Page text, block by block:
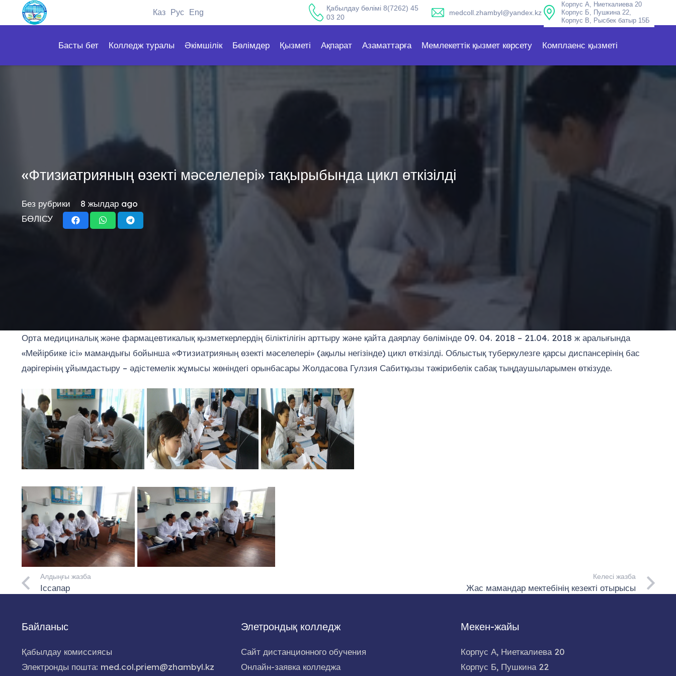
Каз Рус Eng
Қабылдау бөлімі 8(7262) 45
03 20
medcoll.zhambyl@yandex.kz
Корпус А, Ниеткалиева 20
Корпус Б, Пушкина 22,
Корпус В, Рысбек батыр 15Б
Басты бет Колледж туралы Әкімшілік Бөлімдер Қызметі Ақпарат Азаматтарға Мемлекеттік қызмет көрсету Комплаенс қызметі
«Фтизиатрияның өзекті мәселелері» тақырыбында цикл өткізілді
Без рубрики
8 жылдар ago
БӨЛІСУ
Орта медициналық және фармацевтикалық қызметкерлердің біліктілігін арттыру және қайта даярлау бөлімінде 09. 04. 2018 – 21.04. 2018 ж аралығында
«Мейірбике ісі» мамандығы бойынша «Фтизиатрияның өзекті мәселелері» (ақылы негізінде) цикл өткізілді. Облыстық туберкулезге қарсы диспансерінің бас
дәрігерінің ұйымдастыру – әдістемелік жұмысы жөніндегі орынбасары Жолдасова Гулзия Сабитқызы тәжірибелік сабақ тыңдаушыларымен өткізуде.
Алдыңғы жазба
Іссапар
Келесі жазба
Жас мамандар мектебінің кезекті отырысы
Байланыс
Қабылдау комиссиясы
Электронды пошта: med.col.priem@zhambyl.kz
Элетрондық колледж
Сайт дистанционного обучения
Онлайн-заявка колледжа
Мекен-жайы
Корпус А, Ниеткалиева 20
Корпус Б, Пушкина 22